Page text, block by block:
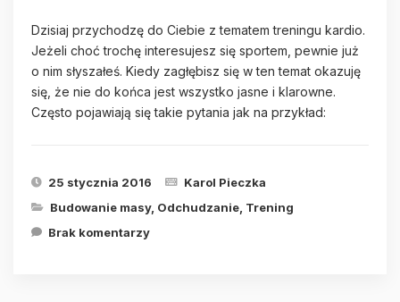
Dzisiaj przychodzę do Ciebie z tematem treningu kardio.
Jeżeli choć trochę interesujesz się sportem, pewnie już
o nim słyszałeś. Kiedy zagłębisz się w ten temat okazuję
się, że nie do końca jest wszystko jasne i klarowne.
Często pojawiają się takie pytania jak na przykład:
25 stycznia 2016
Karol Pieczka
Budowanie masy, Odchudzanie Trening
Brak komentarzy